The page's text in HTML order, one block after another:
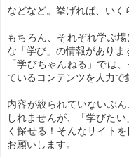
などなど。挙げれば、いく
もちろん、それぞれ学ぶ
な「学び」の情報がありま
「学びちゃんねる」では
ているコンテンツを人力で
内容が絞られていないぶ
しれませんが、「学びた
く探せる！そんなサイト
お願いします。